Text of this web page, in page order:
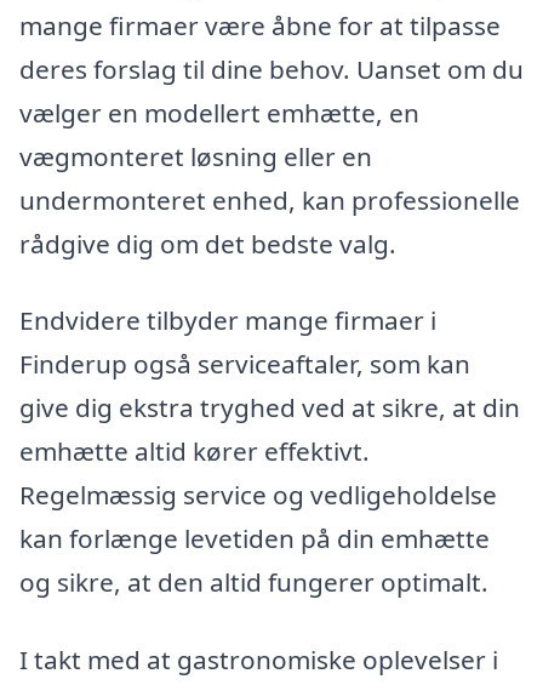
mange firmaer være åbne for at tilpasse
deres forslag til dine behov. Uanset om du
vælger en modellert emhætte, en
vægmonteret løsning eller en
undermonteret enhed, kan professionelle
rådgive dig om det bedste valg.
Endvidere tilbyder mange firmaer i
Finderup også serviceaftaler, som kan
give dig ekstra tryghed ved at sikre, at din
emhætte altid kører effektivt.
Regelmæssig service og vedligeholdelse
kan forlænge levetiden på din emhætte
og sikre, at den altid fungerer optimalt.
I takt med at gastronomiske oplevelser i